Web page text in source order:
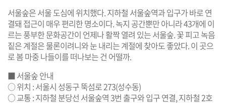
서울숲은 서울 도심에 위치했다. 지하철 서울숲역과 입구가 바로 연
결돼 접근이 매우 편리한 명소이다. 녹지 공간뿐만 아니라 43개에 이
르는 풍부한 문화공간이 언제나 활짝 열려 있는 서울숲. 꽃 피고 녹음
짙은 계절은 물론이려니와 눈 내리는 계절에 찾아도 좋았다. 이 곳으
로 봄 마중 나들이를 떠나보는 건 어떨까.
■ 서울숲 안내
○ 위치 : 서울시 성동구 뚝섬로 273(성수동)
○ 교통 : 지하철 분당선 서울숲역 3번 출구와 입구 연결, 지하철 2호